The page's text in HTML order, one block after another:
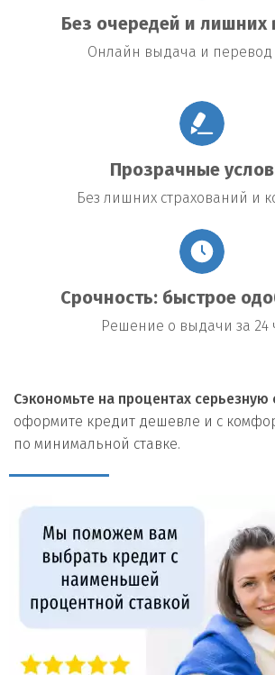
Без очередей и лишних
Онлайн выдача и перевод
Прозрачные
Без лишних страхований и
Срочность: быстрое
Решение о выдачи за 24
Сэкономьте на процентах серьезную
оформите кредит дешевле и с
по минимальной ставке.